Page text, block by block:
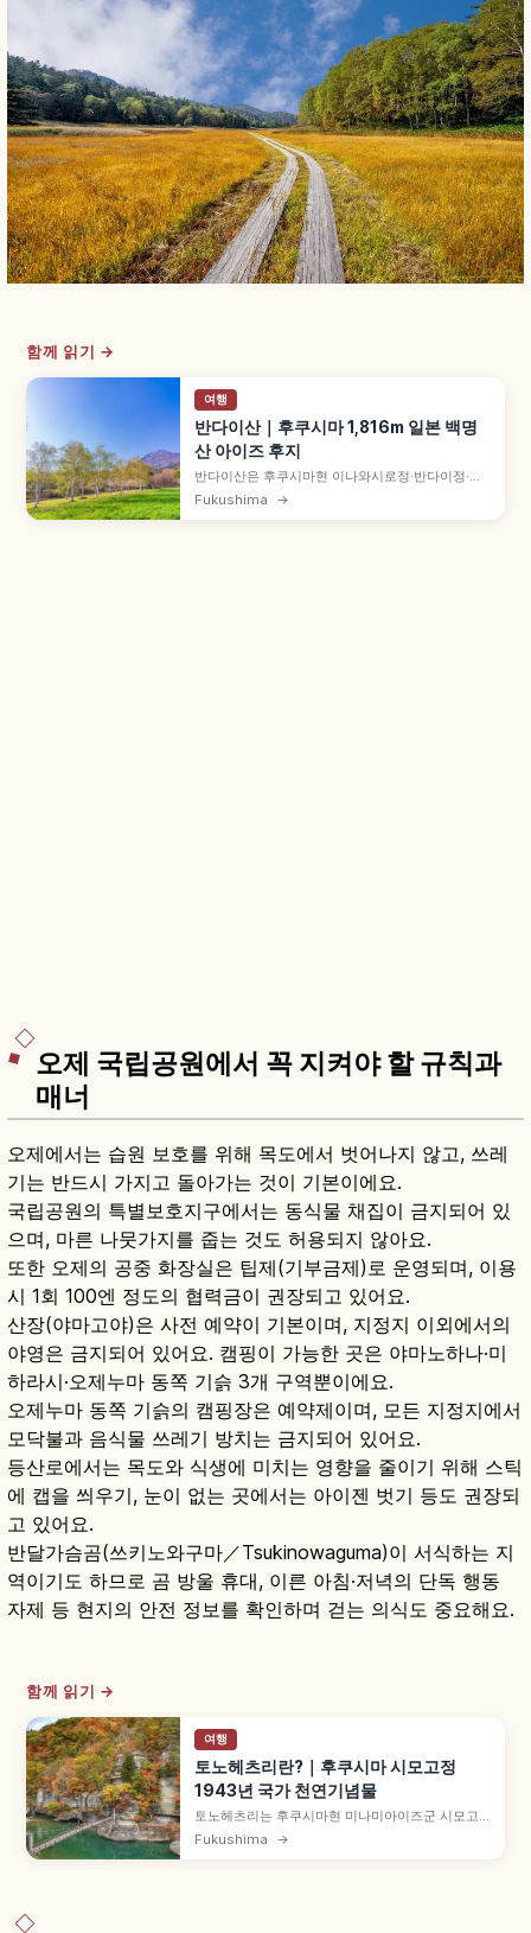
함께 읽기 →
여행
반다이산｜후쿠시마 1,816m 일본 백명
산 아이즈 후지
반다이산은 후쿠시마현 이나와시로정·반다이정·기
타시오바라촌의 활화산 해발 1,816m 일본 백명산
Fukushima →
오제 국립공원에서 꼭 지켜야 할 규칙과
매너
오제에서는 습원 보호를 위해 목도에서 벗어나지 않고, 쓰레
기는 반드시 가지고 돌아가는 것이 기본이에요.
국립공원의 특별보호지구에서는 동식물 채집이 금지되어 있
으며, 마른 나뭇가지를 줍는 것도 허용되지 않아요.
또한 오제의 공중 화장실은 팁제(기부금제)로 운영되며, 이용
시 1회 100엔 정도의 협력금이 권장되고 있어요.
산장(야마고야)은 사전 예약이 기본이며, 지정지 이외에서의
야영은 금지되어 있어요. 캠핑이 가능한 곳은 야마노하나·미
하라시·오제누마 동쪽 기슭 3개 구역뿐이에요.
오제누마 동쪽 기슭의 캠핑장은 예약제이며, 모든 지정지에서
모닥불과 음식물 쓰레기 방치는 금지되어 있어요.
등산로에서는 목도와 식생에 미치는 영향을 줄이기 위해 스틱
에 캡을 씌우기, 눈이 없는 곳에서는 아이젠 벗기 등도 권장되
고 있어요.
반달가슴곰(쓰키노와구마／Tsukinowaguma)이 서식하는 지
역이기도 하므로 곰 방울 휴대, 이른 아침·저녁의 단독 행동
자제 등 현지의 안전 정보를 확인하며 걷는 의식도 중요해요.
함께 읽기 →
여행
토노헤츠리란?｜후쿠시마 시모고정
1943년 국가 천연기념물
토노헤츠리는 후쿠시마현 미나미아이즈군 시모고
정의 협곡 경승지로, 1943년(쇼와 18년) 국가 천연
Fukushima →